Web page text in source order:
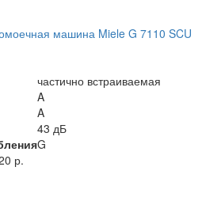
машина Miele G 7110 SCU
частично встраиваемая
A
A
43 дБ
G
р.